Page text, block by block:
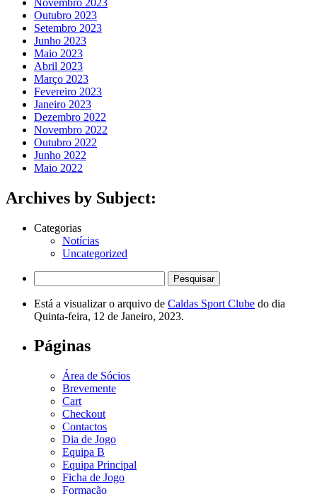
Outubro 2023
Setembro 2023
Junho 2023
Maio 2023
Abril 2023
Março 2023
Fevereiro 2023
Janeiro 2023
Dezembro 2022
Novembro 2022
Outubro 2022
Junho 2022
Maio 2022
Archives by Subject:
Categorias
Notícias
Uncategorized
por:
Está a visualizar o arquivo de Caldas Sport Clube do dia
Quinta-feira, 12 de Janeiro, 2023.
Páginas
Área de Sócios
Brevemente
Cart
Checkout
Contactos
Dia de Jogo
Equipa B
Equipa Principal
Ficha de Jogo
Formação